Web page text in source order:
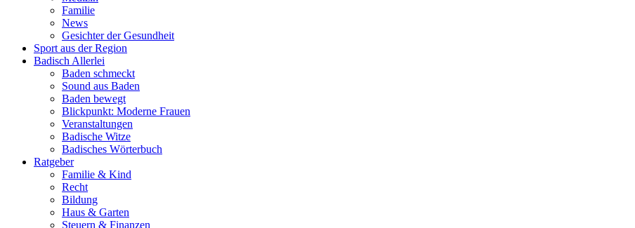
Familie
News
Gesichter der Gesundheit
Sport aus der Region
Badisch Allerlei
Baden schmeckt
Sound aus Baden
Baden bewegt
Blickpunkt: Moderne Frauen
Veranstaltungen
Badische Witze
Badisches Wörterbuch
Ratgeber
Familie & Kind
Recht
Bildung
Haus & Garten
Steuern & Finanzen